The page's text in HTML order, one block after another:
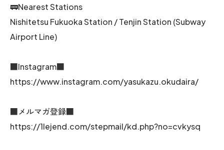
🚃Nearest Stations
Nishitetsu Fukuoka Station / Tenjin Station (Subway
Airport Line)
■Instagram■
https://www.instagram.com/yasukazu.okudaira/
■メルマガ登録■
https://1lejend.com/stepmail/kd.php?no=cvkysq